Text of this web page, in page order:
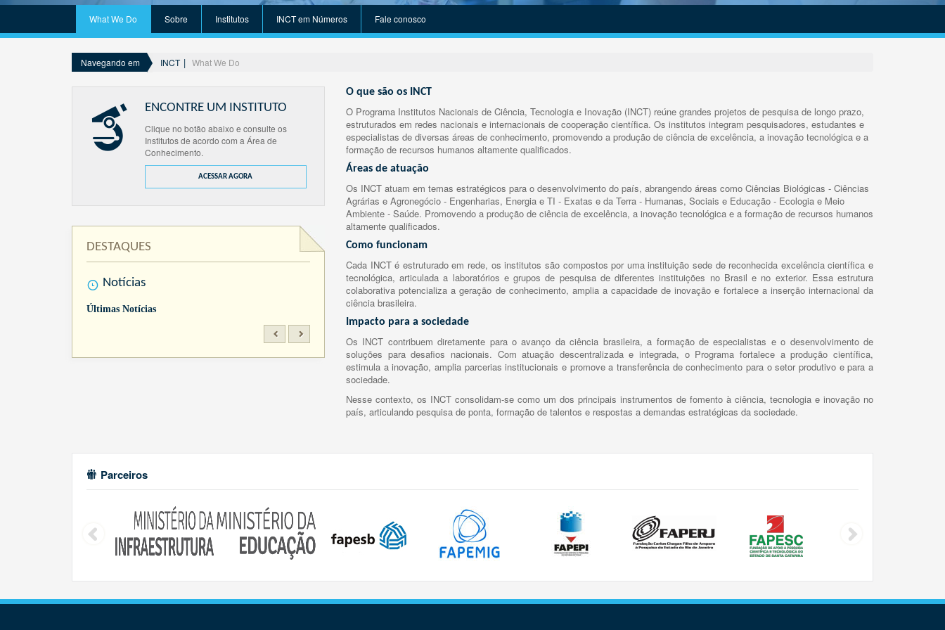
What We Do Sobre Institutos INCT em Números Fale conosco
Navegando em INCT What We Do
ENCONTRE UM INSTITUTO
Clique no botão abaixo e consulte os
Institutos de acordo com a Área de
Conhecimento.
ACESSAR AGORA
DESTAQUES
Notícias
Últimas Notícias
O que são os INCT
O Programa Institutos Nacionais de Ciência, Tecnologia e Inovação (INCT) reúne grandes projetos de pesquisa de longo prazo,
estruturados em redes nacionais e internacionais de cooperação científica. Os institutos integram pesquisadores, estudantes e
especialistas de diversas áreas de conhecimento, promovendo a produção de ciência de excelência, a inovação tecnológica e a
formação de recursos humanos altamente qualificados.
Áreas de atuação
Os INCT atuam em temas estratégicos para o desenvolvimento do país, abrangendo áreas como Ciências Biológicas - Ciências
Agrárias e Agronegócio - Engenharias, Energia e TI - Exatas e da Terra - Humanas, Sociais e Educação - Ecologia e Meio
Ambiente - Saúde. Promovendo a produção de ciência de excelência, a inovação tecnológica e a formação de recursos humanos
altamente qualificados.
Como funcionam
Cada INCT é estruturado em rede, os institutos são compostos por uma instituição sede de reconhecida excelência científica e
tecnológica, articulada a laboratórios e grupos de pesquisa de diferentes instituições no Brasil e no exterior. Essa estrutura
colaborativa potencializa a geração de conhecimento, amplia a capacidade de inovação e fortalece a inserção internacional da
ciência brasileira.
Impacto para a sociedade
Os INCT contribuem diretamente para o avanço da ciência brasileira, a formação de especialistas e o desenvolvimento de
soluções para desafios nacionais. Com atuação descentralizada e integrada, o Programa fortalece a produção científica,
estimula a inovação, amplia parcerias institucionais e promove a transferência de conhecimento para o setor produtivo e para a
sociedade.
Nesse contexto, os INCT consolidam-se como um dos principais instrumentos de fomento à ciência, tecnologia e inovação no
país, articulando pesquisa de ponta, formação de talentos e respostas a demandas estratégicas da sociedade.
Parceiros